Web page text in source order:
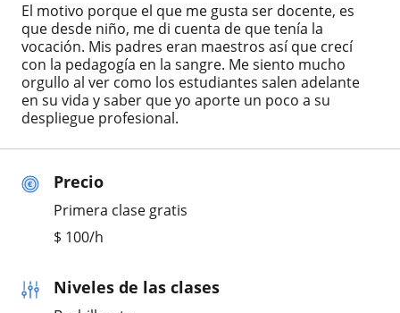
Precio
Primera clase gratis
$ 100/h
Niveles de las clases
El motivo porque el que me gusta ser docente, es
que desde niño, me di cuenta de que tenía la
vocación. Mis padres eran maestros así que crecí
con la pedagogía en la sangre. Me siento mucho
orgullo al ver como los estudiantes salen adelante
en su vida y saber que yo aporte un poco a su
despliegue profesional.